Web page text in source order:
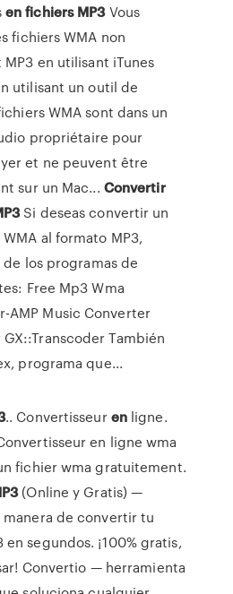
en fichiers MP3Vous
fichiers WMA non
en utilisant iTunes
utilisant un outil de
WMA sont dans un
propriétaire pour
et ne peuvent être
sur un Mac... Convertir
Si deseas convertir un
al formato MP3,
los programas de
Free Mp3 Wma
AMP Music Converter
También
programa que...
.. Convertisseurenligne.
en ligne wma
fichier wma gratuitement.
3(Online y Gratis) —
de convertir tu
en segundos. ¡100% gratis,
Convertio — herramienta